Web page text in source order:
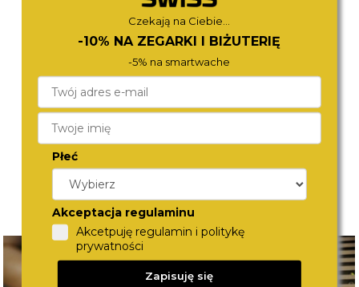
680,-
FOSSIL
690,-
Czekają na Ciebie...
-10% NA ZEGARKI I BIŻUTERIĘ
-5% na smartwache
Płeć
Akceptacja regulaminu
Akcetpuję regulamin i politykę
prywatności
Zapisuję się